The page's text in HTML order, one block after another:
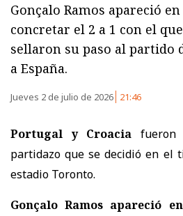
Gonçalo Ramos apareció
concretar el 2 a 1 con el
sellaron su paso al partido
a España.
Jueves 2 de julio de 2026 21:46
Portugal y Croacia fueron
partidazo que se decidió en el
estadio Toronto.
Gonçalo Ramos apareció